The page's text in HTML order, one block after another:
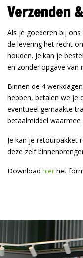
Verzenden
Als je goederen bij
de levering het recht
houden. Je kan je
en zonder opgave van
Binnen de 4
hebben, betalen we je
eventueel gemaakte
betaalmiddel waarmee
Je kan je retourpakket
deze zelf
Download hier het